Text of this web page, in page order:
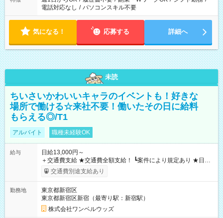
電話対応なし / パソコンスキル不要
気になる！ 応募する 詳細へ
未読
ちいさいかわいいキャラのイベントも！好きな
場所で働ける☆来社不要！働いたその日に給料
もらえる◎/T1
アルバイト 職種未経験OK
給与
日給13,000円～
＋交通費支給 ★交通費全額支給！ ┗案件により規定あり ★日払
いOK！（規定あり） ┗働いたその日に現金GET♪ お仕事後はコ
ンビニATMから 日払い分を引き落とせます！ 【試用期間】試
交通費別途支給あり
勤務地
東京都新宿区
東京都新宿区新宿（最寄り駅：新宿駅）
株式会社ワンベルウッズ